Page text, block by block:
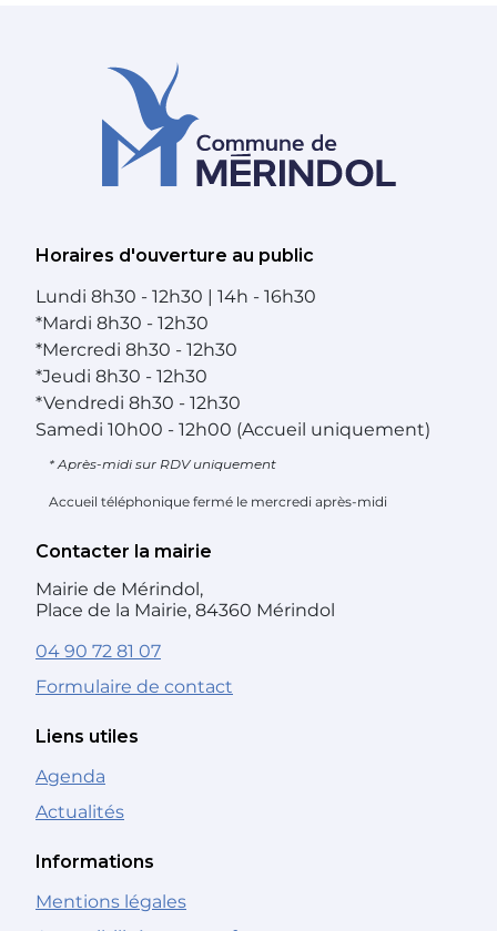
Horaires d'ouverture au public
Lundi 8h30 - 12h30 | 14h - 16h30
*Mardi 8h30 - 12h30
*Mercredi 8h30 - 12h30
*Jeudi 8h30 - 12h30
*Vendredi 8h30 - 12h30
Samedi 10h00 - 12h00 (Accueil uniquement)
* Après-midi sur RDV uniquement
Accueil téléphonique fermé le mercredi après-midi
Contacter la mairie
Mairie de Mérindol,
Place de la Mairie, 84360 Mérindol
04 90 72 81 07
Formulaire de contact
Liens utiles
Agenda
Actualités
Informations
Mentions légales